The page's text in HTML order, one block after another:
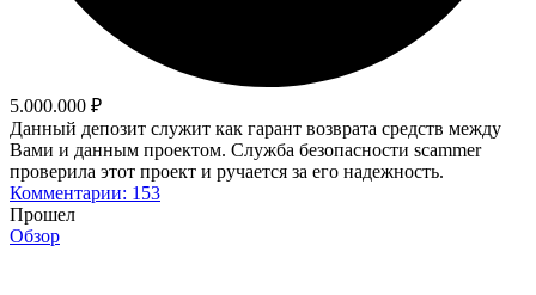
5.000.000 ₽
Данный депозит служит как гарант возврата средств между
Вами и данным проектом. Служба безопасности scammer
проверила этот проект и ручается за его надежность.
Комментарии: 153
Прошел
Обзор